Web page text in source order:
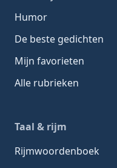
Humor
De beste gedichten
Mijn favorieten
Alle rubrieken
Taal & rijm
Rijmwoordenboek